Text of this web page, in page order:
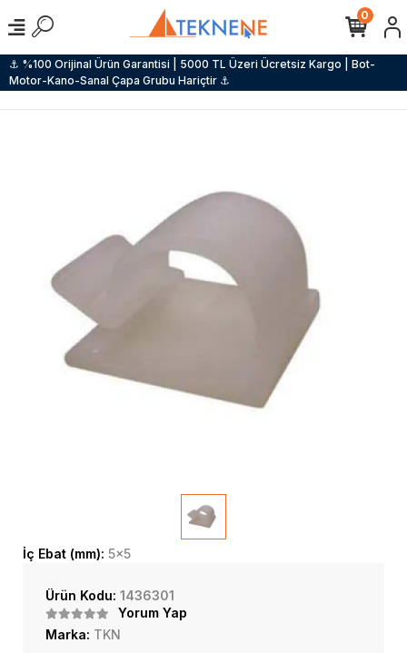
⚓ %100 Orijinal Ürün Garantisi | 5000 TL Üzeri Ücretsiz Kargo | Bot-
Motor-Kano-Sanal Çapa Grubu Hariçtir ⚓
0
İç Ebat (mm): 5x5
Ürün Kodu: 1436301
Yorum Yap
Marka: TKN